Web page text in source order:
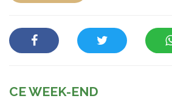
CE WEEK-END